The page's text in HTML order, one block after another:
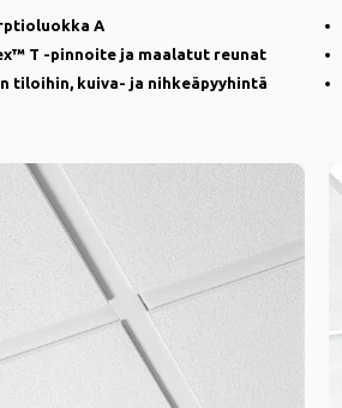
A
T -pinnoite ja maalatut reunat
tiloihin, kuiva- ja nihkeäpyyhintä